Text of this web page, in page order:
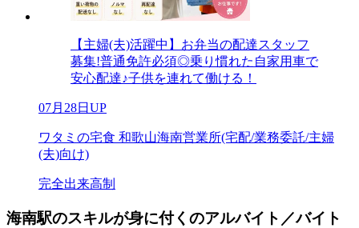
【主婦(夫)活躍中】お弁当の配達スタッフ
募集!普通免許必須◎乗り慣れた自家用車で
安心配達♪子供を連れて働ける！
07月28日UP
ワタミの宅食 和歌山海南営業所(宅配/業務委託/主婦
(夫)向け)
完全出来高制
海南駅のスキルが身に付くのアルバイト／バイト